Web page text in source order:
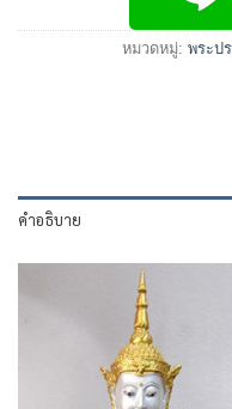
หมวดหมู่: พระป
คำอธิบาย